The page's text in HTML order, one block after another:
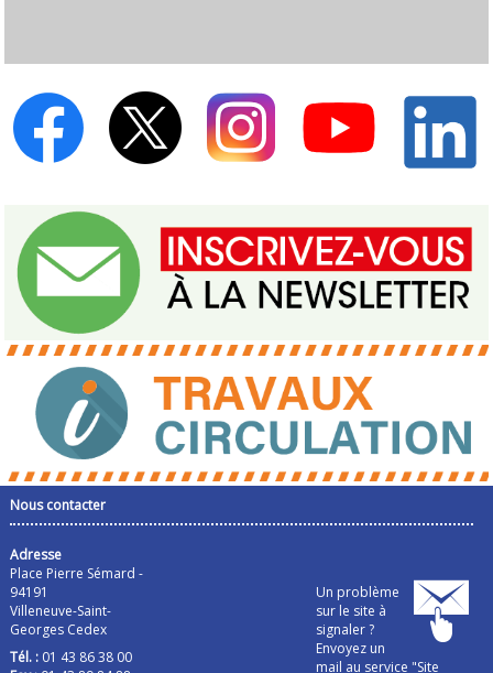
Nous contacter
Adresse
Place Pierre Sémard -
94191
Villeneuve-Saint-
Georges Cedex
Tél. :01 43 86 38 00
Un problème
sur le site à
signaler ?
Envoyez un
mail au service "Site